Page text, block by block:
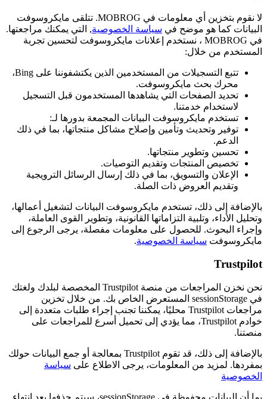
لا نقوم بتخزين أي معلومات في MOBROG. تتلقى مايكروسوفت
البيانات كما هو موضح في سياسة الخصوصية, التي يمكنك مراجعتها.
في MOBROG ، نستخدم إعلانات مايكروسوفت لتحسين تجربة
المستخدم من خلال:
تتبع التسجيلات من المستخدمين الذين يكتشفوننا على Bing،
محرك بحث مايكروسوفت.
تحديد الصفحات التي يشاهدها المستخدمون قبل التسجيل
لاستخدام خدمتنا.
تستخدم مايكروسوفت البيانات المجمعة بدورها لـ:
توفير وتحديث وتأمين وإصلاح مشاكل منتجاتها، بما في ذلك
الدعم.
تحسين وتطوير منتجاتها.
تخصيص المنتجات وتقديم التوصيات.
الإعلان والتسويق، بما في ذلك إرسال الرسائل الترويجية
وتقديم العروض ذات الصلة.
بالإضافة إلى ذلك، تستخدم مايكروسوفت البيانات لتشغيل أعمالها،
وتحليل الأداء، وتلبية التزاماتها القانونية، وتطوير القوى العاملة،
وإجراء البحوث. للحصول على معلومات مفصلة، يرجى الرجوع إلى
مايكروسوفت سياسة الخصوصية.
Trustpilot
نحن نخزن المراجعات من منصة Trustpilot المخصصة لبلدك ولغتك
في sessionStorage المستعرض الخاص بك. من خلال تخزين
مراجعات Trustpilot محليًا، يمكننا تجنب إجراء طلبات متعددة إلى
خوادم Trustpilot، مما يؤدي إلى تحميل أسرع للمراجعات على
منصتنا.
بالإضافة إلى ذلك، قد تقوم Trustpilot بمعالجة أو جمع البيانات حولك
بمفردها. لمزيد من المعلومات، يرجى الاطلاع على سياسة
الخصوصية